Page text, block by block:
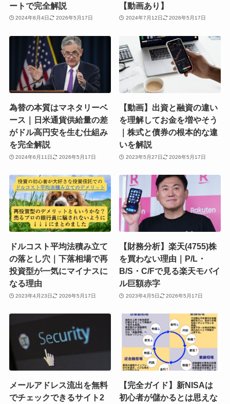
ートで完全解説
2024年8月4日 2026年5月17日
【動画あり】
2024年7月12日 2026年5月17日
為替の本質はマネタリーベ
ース｜日米通貨供給量の差
がドル高円安を生む仕組み
を完全解説
2024年6月11日 2026年5月17日
【動画】出資と融資の違い
を理解してお金を増やそう
｜株式と債券の根本的な違
いを解説
2023年5月27日 2026年5月17日
ドルコスト平均法積み立て
の落とし穴｜下落相場で再
投資型が一気にマイナスに
なる理由
2023年4月23日 2026年5月17日
【財務分析】楽天(4755)株
を買わない理由｜P/L・
B/S・C/Fで見る楽天モバイ
ル巨額赤字
2023年4月5日 2026年5月17日
メールアドレス流出を無料
でチェックできるサイト2
【完全ガイド】新NISAは
初心者が儲かるとは思えな